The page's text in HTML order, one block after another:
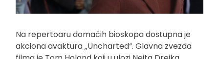
Na repertoaru domaćih bioskopa dostupna je
akciona avaktura „Uncharted“. Glavna zvezda